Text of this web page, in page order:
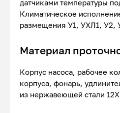
датчиками температуры
Климатическое
размещения У1, УХЛ1, У2,
Материал
Корпус насоса, рабочее
корпуса, фонарь,
из нержавеющей стали